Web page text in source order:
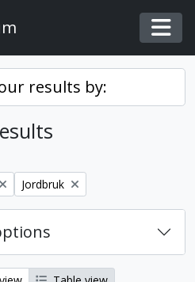
results by:
Remove filter:
Jordbruk